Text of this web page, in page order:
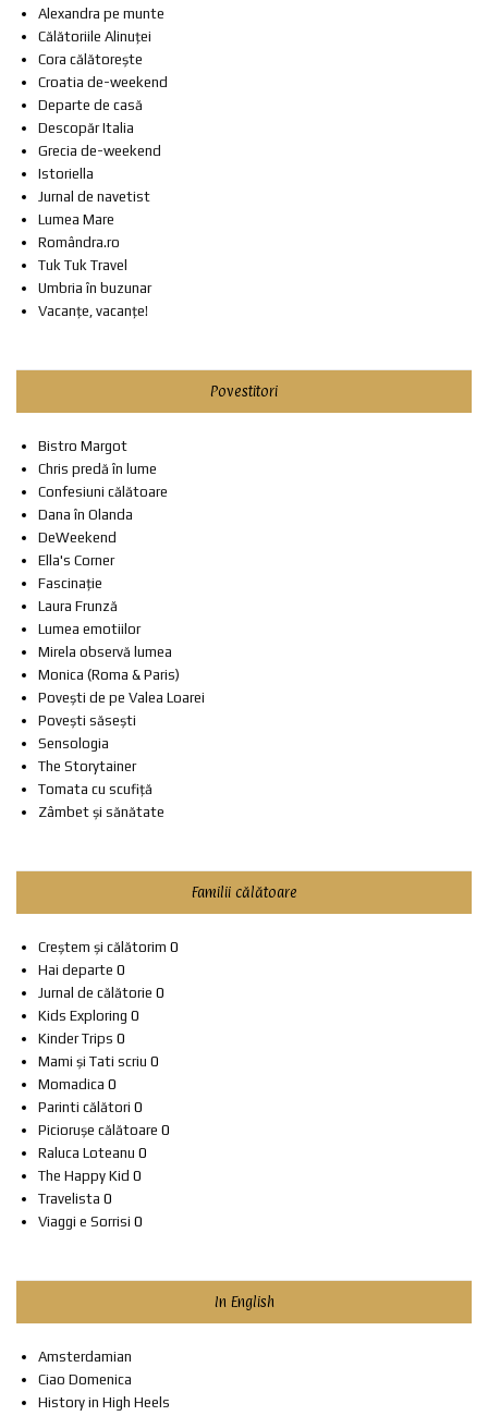
Alexandra pe munte
Călătoriile Alinuței
Cora călătorește
Croatia de-weekend
Departe de casă
Descopăr Italia
Grecia de-weekend
Istoriella
Jurnal de navetist
Lumea Mare
Romândra.ro
Tuk Tuk Travel
Umbria în buzunar
Vacanțe, vacanțe!
Povestitori
Bistro Margot
Chris predă în lume
Confesiuni călătoare
Dana în Olanda
DeWeekend
Ella's Corner
Fascinație
Laura Frunză
Lumea emotiilor
Mirela observă lumea
Monica (Roma & Paris)
Povești de pe Valea Loarei
Povești săsești
Sensologia
The Storytainer
Tomata cu scufiță
Zâmbet și sănătate
Familii călătoare
Creștem și călătorim 0
Hai departe 0
Jurnal de călătorie 0
Kids Exploring 0
Kinder Trips 0
Mami și Tati scriu 0
Momadica 0
Parinti călători 0
Piciorușe călătoare 0
Raluca Loteanu 0
The Happy Kid 0
Travelista 0
Viaggi e Sorrisi 0
In English
Amsterdamian
Ciao Domenica
History in High Heels